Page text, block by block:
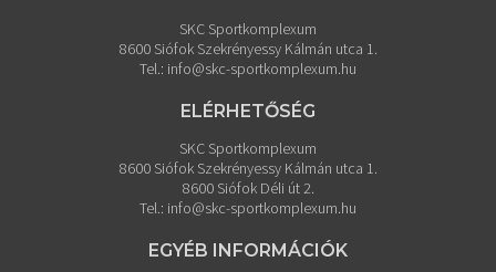
SKC Sportkomplexum
8600 Siófok Szekrényessy Kálmán utca 1.
Tel.: info@skc-sportkomplexum.hu
ELÉRHETŐSÉG
SKC Sportkomplexum
8600 Siófok Szekrényessy Kálmán utca 1.
8600 Siófok Déli út 2.
Tel.: info@skc-sportkomplexum.hu
EGYÉB INFORMÁCIÓK